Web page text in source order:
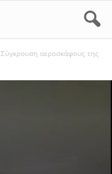
αεροσκάφους της